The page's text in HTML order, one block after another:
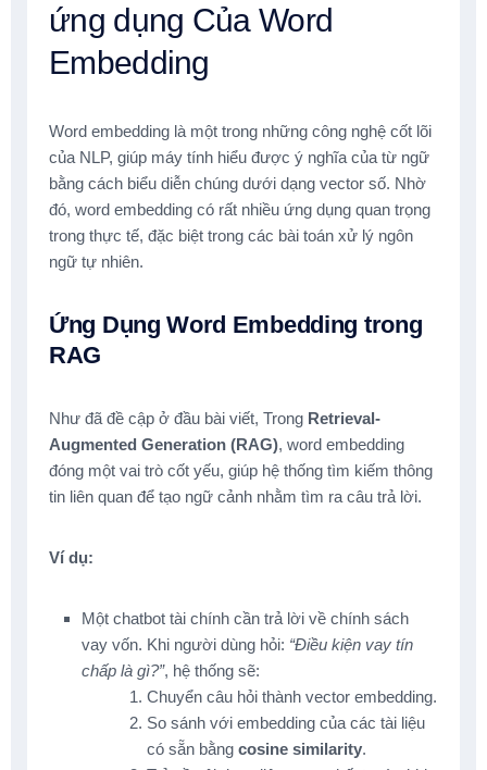
ứng dụng Của Word
Embedding
Word embedding là một trong những công nghệ cốt lõi
của NLP, giúp máy tính hiểu được ý nghĩa của từ ngữ
bằng cách biểu diễn chúng dưới dạng vector số. Nhờ
đó, word embedding có rất nhiều ứng dụng quan trọng
trong thực tế, đặc biệt trong các bài toán xử lý ngôn
ngữ tự nhiên.
Ứng Dụng Word Embedding trong
RAG
Như đã đề cập ở đầu bài viết, Trong Retrieval-
Augmented Generation (RAG), word embedding
đóng một vai trò cốt yếu, giúp hệ thống tìm kiếm thông
tin liên quan để tạo ngữ cảnh nhằm tìm ra câu trả lời.
Ví dụ:
Một chatbot tài chính cần trả lời về chính sách
vay vốn. Khi người dùng hỏi: “Điều kiện vay tín
chấp là gì?”, hệ thống sẽ:
Chuyển câu hỏi thành vector embedding.
So sánh với embedding của các tài liệu
có sẵn bằng cosine similarity.